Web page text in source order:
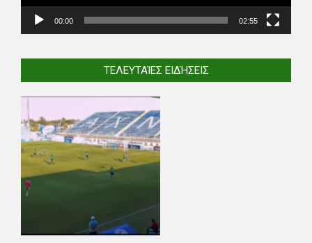
00:00 02:55
ΤΕΛΕΥΤΑΊΕΣ ΕΙΔΉΣΕΙΣ